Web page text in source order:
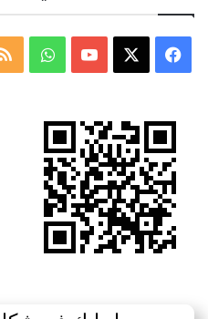
فيسبوك ‫YouTubeواتساب